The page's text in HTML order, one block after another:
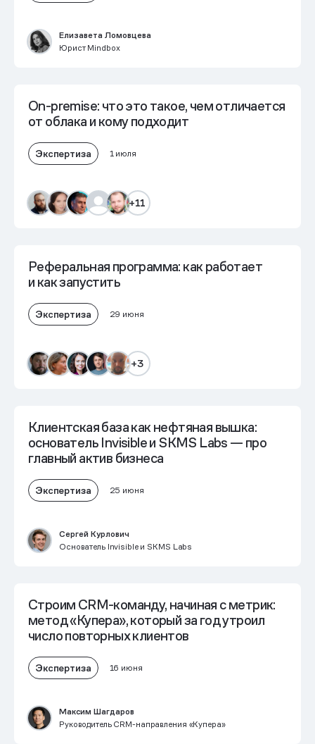
Елизавета Ломовцева
Юрист Mindbox
On-premise: что это такое, чем отличается
от облака и кому подходит
Экспертиза 1 июля
+11
Реферальная программа: как работает
и как запустить
Экспертиза 29 июня
+3
Клиентская база как нефтяная вышка:
основатель Invisible и SKMS Labs — про
главный актив бизнеса
Экспертиза 25 июня
Сергей Курлович
Основатель Invisible и SKMS Labs
Строим CRM-команду, начиная с метрик:
метод «Купера», который за год утроил
число повторных клиентов
Экспертиза 16 июня
Максим Шагдаров
Руководитель CRM-направления «Купера»